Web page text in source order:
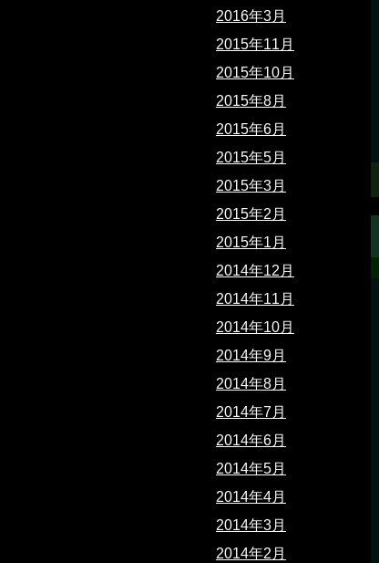
2016年3月
2015年11月
2015年10月
2015年8月
2015年6月
2015年5月
2015年3月
2015年2月
2015年1月
2014年12月
2014年11月
2014年10月
2014年9月
2014年8月
2014年7月
2014年6月
2014年5月
2014年4月
2014年3月
2014年2月